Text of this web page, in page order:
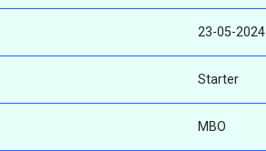
23-05-2024
Starter
MBO